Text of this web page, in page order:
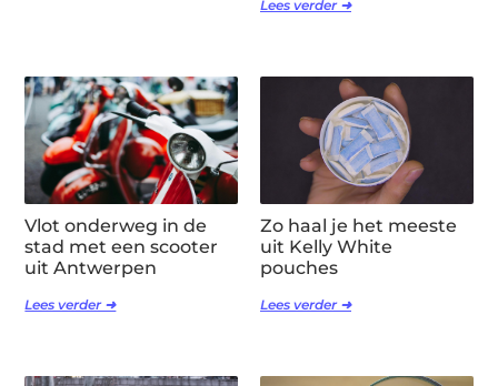
Lees verder ➜
Vlot onderweg in de
stad met een scooter
uit Antwerpen
Lees verder ➜
Zo haal je het meeste
uit Kelly White
pouches
Lees verder ➜